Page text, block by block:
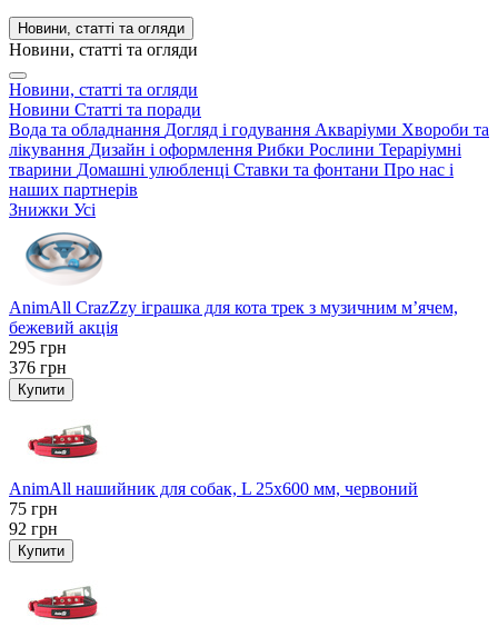
Новини, статті та огляди
Новини, статті та огляди
Новини, статті та огляди
Новини Статті та поради
Вода та обладнання Догляд і годування Акваріуми Хвороби та
лікування Дизайн і оформлення Рибки Рослини Тераріумні
тварини Домашні улюбленці Ставки та фонтани Про нас і
наших партнерів
Знижки Усі
AnimAll CrazZzy іграшка для кота трек з музичним м’ячем,
бежевий акція
295 грн
376 грн
Купити
AnimAll нашийник для собак, L 25x600 мм, червоний
75 грн
92 грн
Купити